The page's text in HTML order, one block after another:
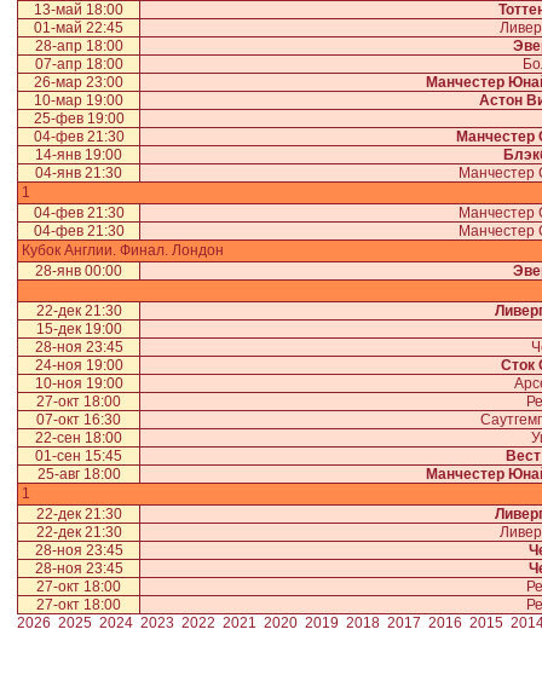
13-май 18:00
01-май 22:45
28-апр 18:00
07-апр 18:00
26-мар 23:00
Манчестер
10-мар 19:00
Астон
25-фев 19:00
04-фев 21:30
Манчестер
14-янв 19:00
04-янв 21:30
Манчестер
1
04-фев 21:30
Манчестер
04-фев 21:30
Манчестер
Кубок Англии. Финал. Лондон
28-янв 00:00
22-дек 21:30
15-дек 19:00
28-ноя 23:45
24-ноя 19:00
Сток
10-ноя 19:00
27-окт 18:00
07-окт 16:30
22-сен 18:00
01-сен 15:45
25-авг 18:00
Манчестер
1
22-дек 21:30
22-дек 21:30
28-ноя 23:45
28-ноя 23:45
27-окт 18:00
27-окт 18:00
2026 2025 2024 2023 2022 2021 2020 2019 2018 2017 2016 2015